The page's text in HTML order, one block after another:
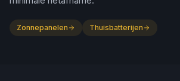
Zonnepanelen Thuisbatterijen